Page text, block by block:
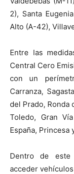
2), Santa
Alto (A-42),
Entre las
Central Cero
con un
Carranza,
del Prado, Ronda
Toledo, Gran
España, Princesa
Dentro de este
acceder